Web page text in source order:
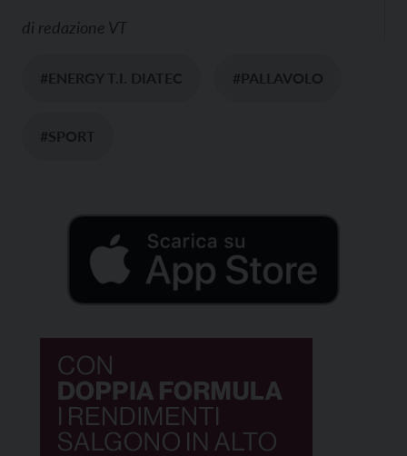
di redazione VT
#ENERGY T.I. DIATEC #PALLAVOLO
#SPORT